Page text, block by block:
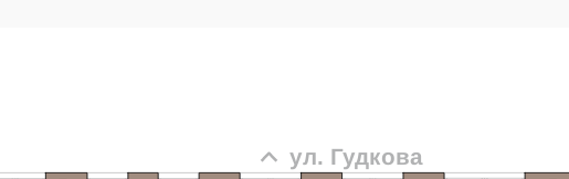
ул. Гудкова